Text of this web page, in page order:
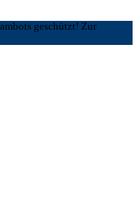
geschützt! Zur